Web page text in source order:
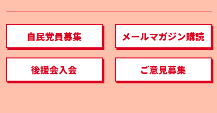
自民党員募集 メールマガジン購読
後援会入会 ご意見募集